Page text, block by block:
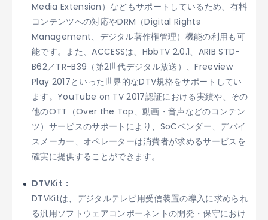
Media Extension）などもサポートしているため、有料
コンテンツへの対応やDRM（Digital Rights
Management、デジタル著作権管理）機能の利用も可
能です。また、ACCESSは、HbbTV 2.0.1、ARIB STD-
B62／TR-B39（第2世代デジタル放送）、Freeview
Play 2017といった世界的なDTV規格をサポートしてい
ます。YouTube on TV 2017認証における実績や、その
他のOTT（Over the Top、動画・音声などのコンテン
ツ）サービスのサポートにより、SoCベンダー、デバイ
スメーカー、オペレーターは消費者が求めるサービスを
確実に提供することができます。
DTVKit：
DTVKitは、デジタルテレビ用受信装置の導入に求められ
る汎用ソフトウェアコンポーネントの開発・保守におけ